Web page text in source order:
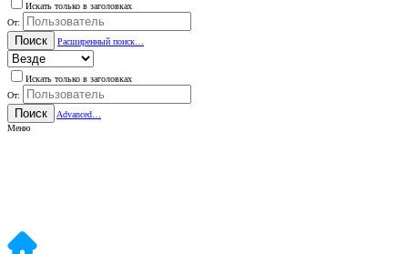
Искать только в заголовках
От:
Поиск Расширенный поиск…
Искать только в заголовках
От:
Поиск
Advanced…
Меню